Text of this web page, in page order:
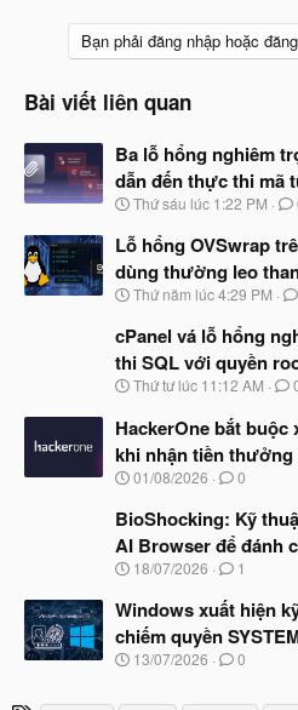
Bạn phải đăng nhập hoặc
Bài viết liên quan
Ba lỗ hổng nghiêm
dẫn đến thực thi mã
N
à
b
ắ
đ
ầ
u
Thứ sáu lúc 1:22 PM
Lỗ hổng OVSwrap
dùng thường leo
N
à
b
ắ
đ
ầ
u
Thứ năm lúc 4:29 PM
cPanel vá lỗ hổng
thi SQL với quyền
N
à
y
b
ắ
đ
ầ
u
Thứ tư lúc 11:12 AM
HackerOne bắt
khi nhận tiền thưởng
N
à
b
ắ
đ
ầ
u
01/08/2026 0
BioShocking: Kỹ
AI Browser để đánh
N
à
b
ắ
đ
18/07/2026 1
Windows xuất hiện
chiếm quyền
N
13/07/2026 0